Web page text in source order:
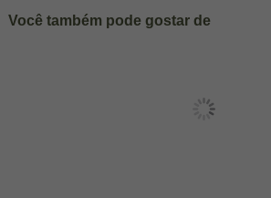
Você também pode gostar de